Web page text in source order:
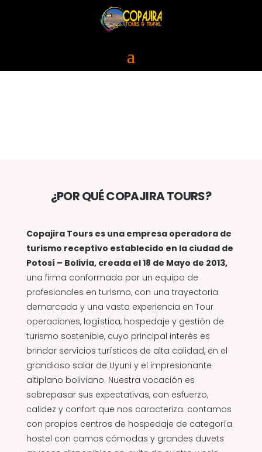
¿POR QUÉ COPAJIRA TOURS?
Copajira Tours es una empresa operadora de
turismo receptivo establecido en la ciudad de
Potosí – Bolivia, creada el 18 de Mayo de 2013,
una firma conformada por un equipo de
profesionales en turismo, con una trayectoria
demarcada y una vasta experiencia en Tour
operaciones, logística, hospedaje y gestión de
turismo sostenible, cuyo principal interés es
brindar servicios turísticos de alta calidad, en el
grandioso salar de Uyuni y el impresionante
altiplano boliviano. Nuestra vocación es
sobrepasar sus expectativas, con esfuerzo,
calidez y confort que nos caracteriza. contamos
con propios centros de hospedaje de categoría
hostel con camas cómodas y grandes duvets